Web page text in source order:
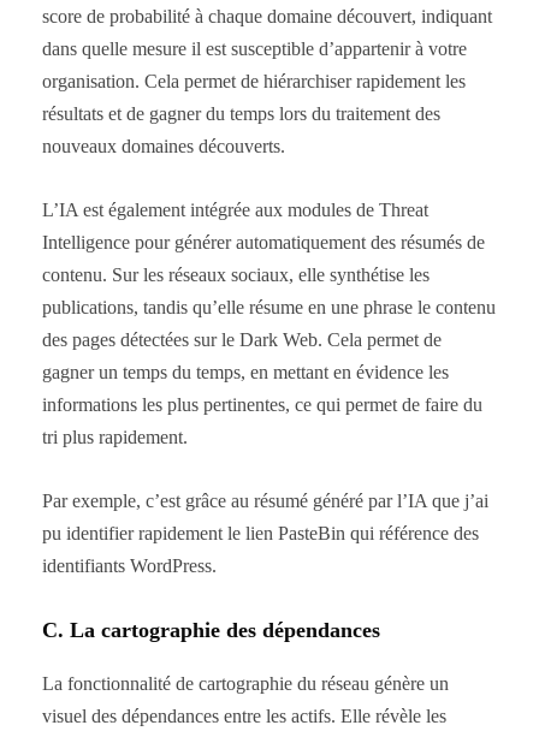
score de probabilité à chaque domaine découvert, indiquant
dans quelle mesure il est susceptible d’appartenir à votre
organisation. Cela permet de hiérarchiser rapidement les
résultats et de gagner du temps lors du traitement des
nouveaux domaines découverts.
L’IA est également intégrée aux modules de Threat
Intelligence pour générer automatiquement des résumés de
contenu. Sur les réseaux sociaux, elle synthétise les
publications, tandis qu’elle résume en une phrase le contenu
des pages détectées sur le Dark Web. Cela permet de
gagner un temps du temps, en mettant en évidence les
informations les plus pertinentes, ce qui permet de faire du
tri plus rapidement.
Par exemple, c’est grâce au résumé généré par l’IA que j’ai
pu identifier rapidement le lien PasteBin qui référence des
identifiants WordPress.
C. La cartographie des dépendances
La fonctionnalité de cartographie du réseau génère un
visuel des dépendances entre les actifs. Elle révèle les